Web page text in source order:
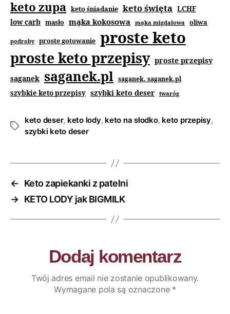
keto zupa keto śniadanie keto święta LCHF
low carb masło mąka kokosowa mąka migdałowa oliwa
podroby proste gotowanie proste keto
proste keto przepisy proste przepisy
saganek saganek.pl saganek. saganek.pl
szybkie keto przepisy szybki keto deser twaróg
keto deser, keto lody, keto na słodko, keto przepisy,
szybki keto deser
←
Keto zapiekanki z patelni
→ KETO LODY jak BIGMILK
Dodaj komentarz
Twój adres email nie zostanie opublikowany.
Wymagane pola są oznaczone *